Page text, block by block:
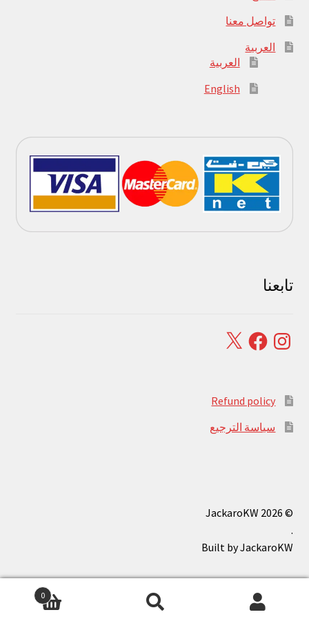
تواصل معنا
العربية
العربية
English
تابعنا
Instagram
Facebook
X
Refund policy
سياسة الترجيع
© JackaroKW 2026
.
0